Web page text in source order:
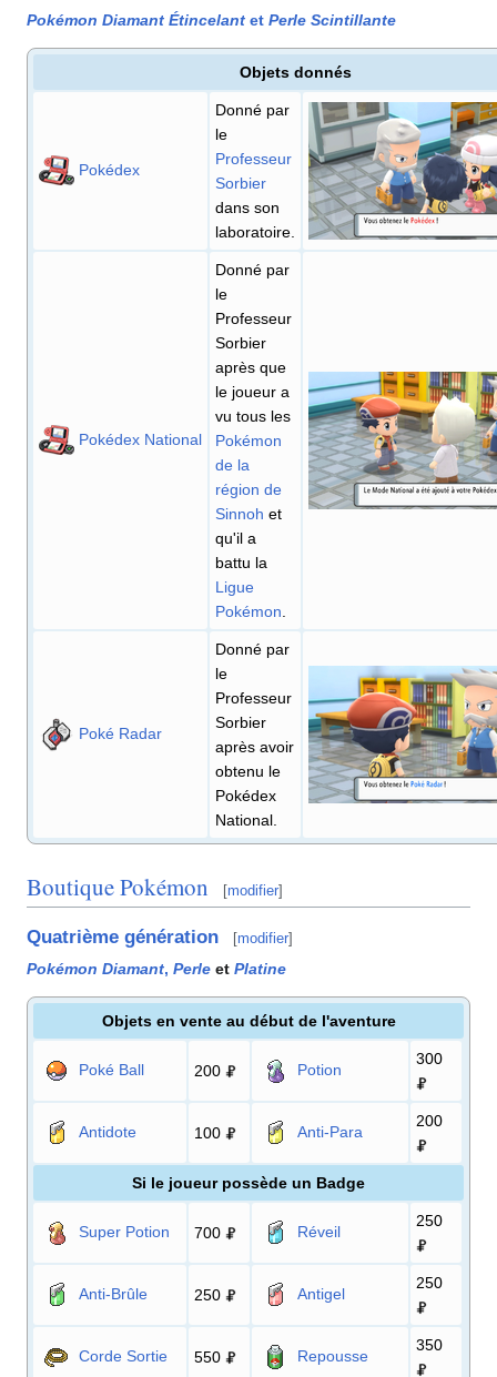
Pokémon Diamant Étincelant et Perle Scintillante
Objets donnés
Pokédex
Donné par
le
Professeur
Sorbier
dans son
laboratoire.
Pokédex National
Donné par
le
Professeur
Sorbier
après que
le joueur a
vu tous les
Pokémon
de la
région de
Sinnoh et
qu'il a
battu la
Ligue
Pokémon
Poké Radar
Donné par
le
Professeur
Sorbier
après avoir
obtenu le
Pokédex
National.
Boutique Pokémon [modifier]
Quatrième génération [modifier]
Pokémon Diamant, Perle et Platine
Objets en vente au début de l'aventure
Poké Ball 200 Potion
300
Antidote 100 Anti-Para
200
Si le joueur possède un Badge
Super Potion 700 Réveil
250
Anti-Brûle 250 Antigel
250
Corde Sortie 550 Repousse
350